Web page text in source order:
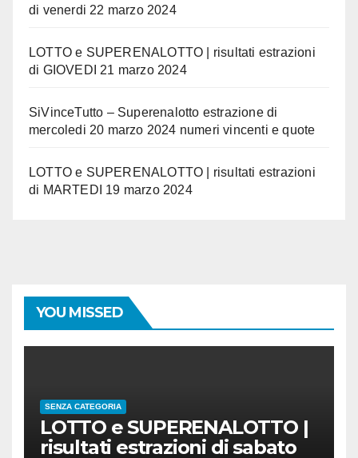
di venerdi 22 marzo 2024
LOTTO e SUPERENALOTTO | risultati estrazioni
di GIOVEDI 21 marzo 2024
SiVinceTutto – Superenalotto estrazione di
mercoledi 20 marzo 2024 numeri vincenti e quote
LOTTO e SUPERENALOTTO | risultati estrazioni
di MARTEDI 19 marzo 2024
YOU MISSED
SENZA CATEGORIA
LOTTO e SUPERENALOTTO |
risultati estrazioni di sabato